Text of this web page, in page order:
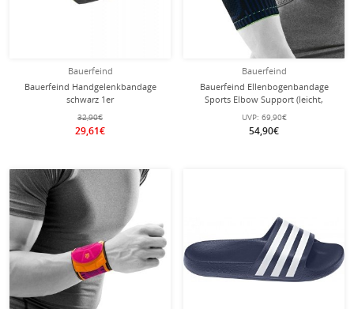
Bauerfeind
Bauerfeind Handgelenkbandage
schwarz 1er
32,90€
29,61€
Bauerfeind
Bauerfeind Ellenbogenbandage
Sports Elbow Support (leicht,
komfortabel) schwarz/blau - 1 Stück
UVP: 69,90€
54,90€